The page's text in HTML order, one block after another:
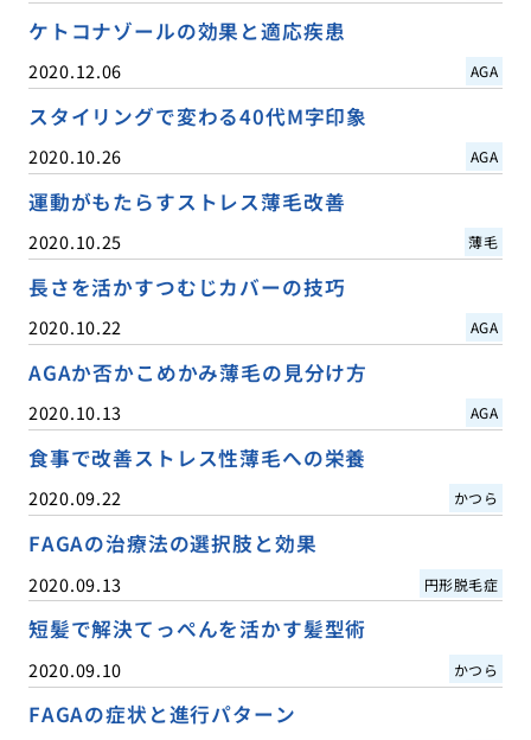
ケトコナゾールの効果と適応疾患
2020.12.06 AGA
スタイリングで変わる40代M字印象
2020.10.26 AGA
運動がもたらすストレス薄毛改善
2020.10.25 薄毛
長さを活かすつむじカバーの技巧
2020.10.22 AGA
AGAか否かこめかみ薄毛の見分け方
2020.10.13 AGA
食事で改善ストレス性薄毛への栄養
2020.09.22 かつら
FAGAの治療法の選択肢と効果
2020.09.13 円形脱毛症
短髪で解決てっぺんを活かす髪型術
2020.09.10 かつら
FAGAの症状と進行パターン